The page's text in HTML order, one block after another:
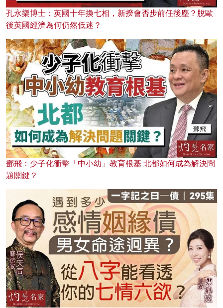
孔永樂博士：英國十年換七相，新揆會否步前任後塵？脫歐
後英國經濟為何仍然低迷？
鄧飛：少子化衝擊「中小幼」教育根基 北都如何成為解決問
題關鍵？